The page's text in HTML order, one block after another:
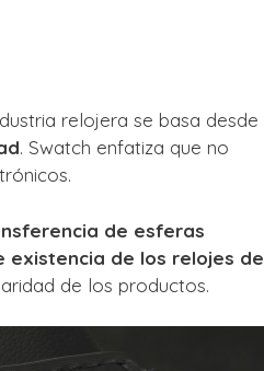
relojera se basa desde
. Swatch enfatiza que no
de esferas
existencia de los relojes de
de los productos.